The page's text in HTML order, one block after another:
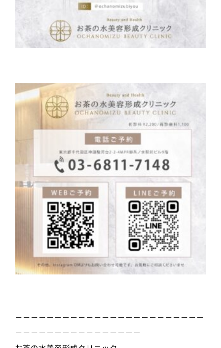
－－－－－－－－－－－－－－－－－－－－－－－－
－－－－－－－－－－－－－－－－